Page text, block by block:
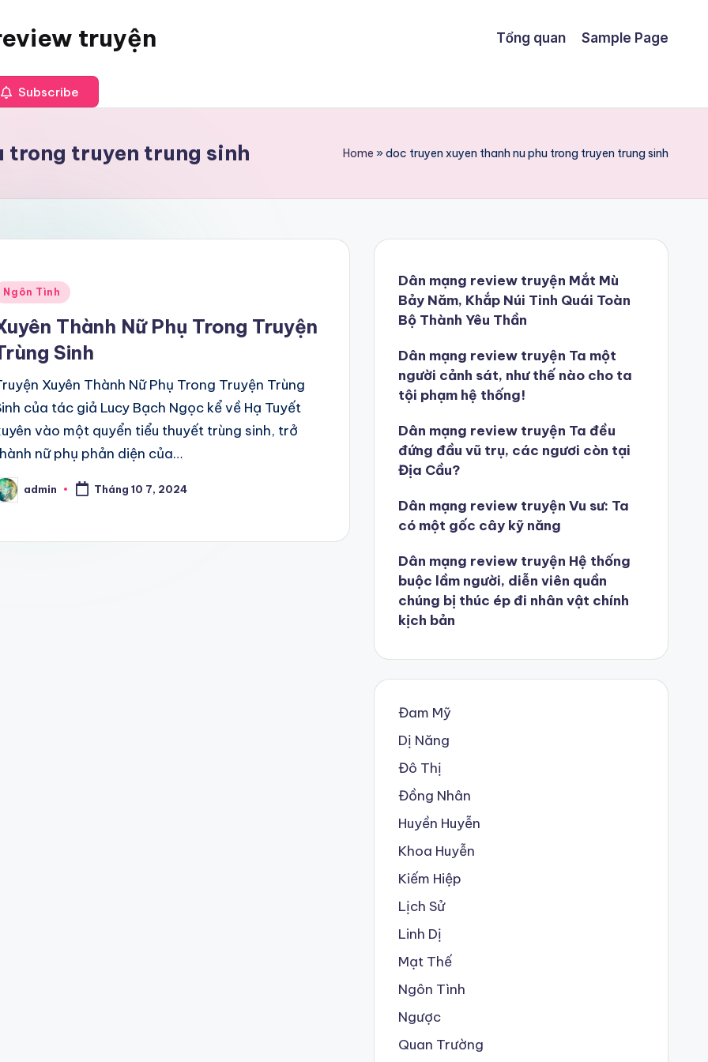
truyện Tổng quan Sample Page
Subscribe
trong truyen trung sinh Home »doc truyen xuyen thanh nu phu trong truyen trung sinh
Ngôn Tình
Thành Nữ Phụ Trong Truyện
Sinh
Xuyên Thành Nữ Phụ Trong Truyện Trùng
của tác giả Lucy Bạch Ngọc kể về Hạ Tuyết
vào một quyển tiểu thuyết trùng sinh, trở
nữ phụ phản diện của…
admin Tháng 10 7, 2024
Dân mạng review truyện Mắt Mù
Bảy Năm, Khắp Núi Tinh Quái Toàn
Bộ Thành Yêu Thần
Dân mạng review truyện Ta một
người cảnh sát, như thế nào cho ta
tội phạm hệ thống!
Dân mạng review truyện Ta đều
đứng đầu vũ trụ, các ngươi còn tại
Địa Cầu?
Dân mạng review truyện Vu sư: Ta
có một gốc cây kỹ năng
Dân mạng review truyện Hệ thống
buộc lầm người, diễn viên quần
chúng bị thúc ép đi nhân vật chính
kịch bản
Đam Mỹ
Dị Năng
Đô Thị
Đồng Nhân
Huyền Huyễn
Khoa Huyễn
Kiếm Hiệp
Lịch Sử
Linh Dị
Mạt Thế
Ngôn Tình
Ngược
Quan Trường